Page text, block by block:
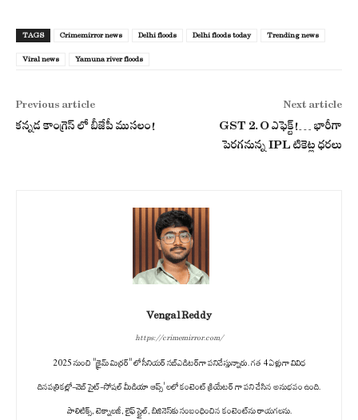
TAGS Crimemirror news Delhi floods Delhi floods today Trending news
Viral news Yamuna river floods
Previous article
కన్నడ కాంగ్రెస్ లో బీజేపీ ముసలం!
Next article
GST 2.O ఎఫెక్ట్!… భారీగా
పెరగనున్న IPL టికెట్ల ధరలు
Vengal Reddy
https://crimemirror.com/
2025 నుంచి "క్రైమ్ మిర్రర్" లో సీనియర్ సబ్‌ఎడిటర్‌గా పనిచేస్తున్నారు. గత 4 ఏళ్లుగా వివిధ
దినపత్రికల్లో-వెబ్ సైట్-సోషల్ మీడియా ఆప్స్' లలో కంటెంట్ క్రియేటర్ గా పని చేసిన అనుభవం ఉంది.
పాలిటిక్స్‌, టెక్నాలజీ, లైఫ్‌ స్టైల్‌, బిజినెస్‌కు సంబంధించిన కంటెంట్‌ను రాయగలను.